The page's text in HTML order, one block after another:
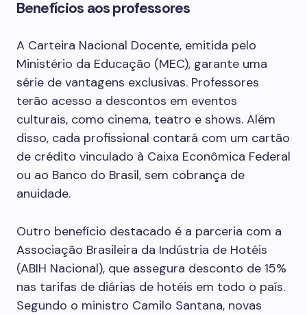
Benefícios aos professores
A Carteira Nacional Docente, emitida pelo
Ministério da Educação (MEC), garante uma
série de vantagens exclusivas. Professores
terão acesso a descontos em eventos
culturais, como cinema, teatro e shows. Além
disso, cada profissional contará com um cartão
de crédito vinculado à Caixa Econômica Federal
ou ao Banco do Brasil, sem cobrança de
anuidade.
Outro benefício destacado é a parceria com a
Associação Brasileira da Indústria de Hotéis
(ABIH Nacional), que assegura desconto de 15%
nas tarifas de diárias de hotéis em todo o país.
Segundo o ministro Camilo Santana, novas